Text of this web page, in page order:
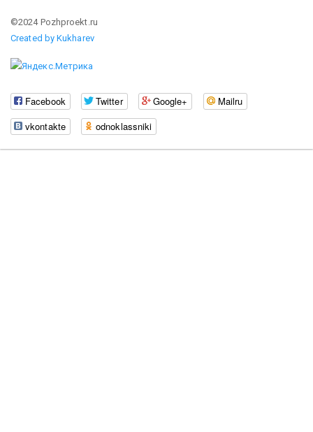
©2024 Pozhproekt.ru
Created by Kukharev
Facebook Twitter Google+
Mailru
vkontakte
odnoklassniki